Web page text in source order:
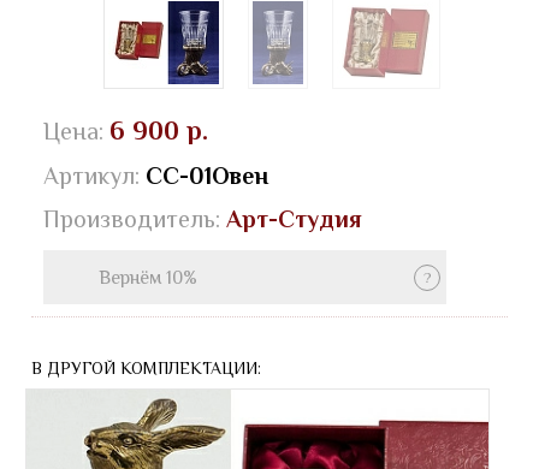
Цена: 6 900 р.
Артикул: СС-01Овен
Производитель: Арт-Студия
Вернём 10%
В ДРУГОЙ КОМПЛЕКТАЦИИ: